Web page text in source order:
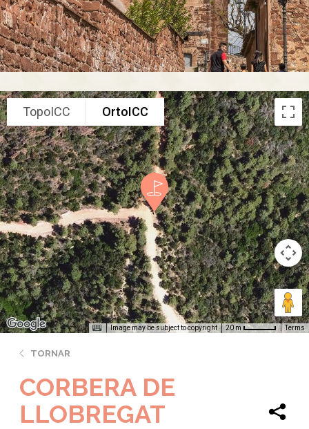
TopoICC OrtoICC
Image may be subject to copyright 20 m Terms
TORNAR
CORBERA DE
LLOBREGAT